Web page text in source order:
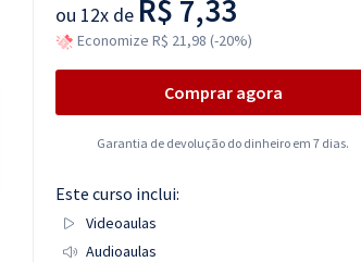
ou 12x de R$ 7,33
Economize R$ 21,98 (-20%)
Comprar agora
Garantia de devolução do dinheiro em 7 dias.
Este curso inclui:
Videoaulas
Audioaulas